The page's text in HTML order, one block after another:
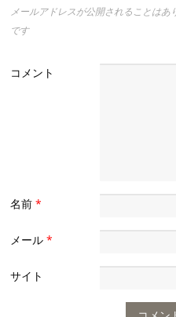
メールアドレスが公開されることはあ
です
コメント
名前*
メール*
サイト